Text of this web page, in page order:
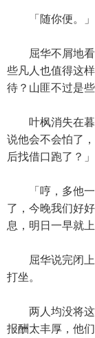
「随你便。」
屈华不屑地看
些凡人也值得这
待？山匪不过是
叶枫消失在暮
说他会不会怕了
后找借口跑了？」
「哼，多他一
了，今晚我们好
息，明日一早就上
屈华说完闭上
打坐。
两人均没将这
报酬太丰厚，他